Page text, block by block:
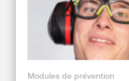
Modules de prévention